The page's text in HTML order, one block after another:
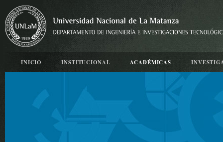
INICIO INSTITUCIONAL ACADÉMICAS